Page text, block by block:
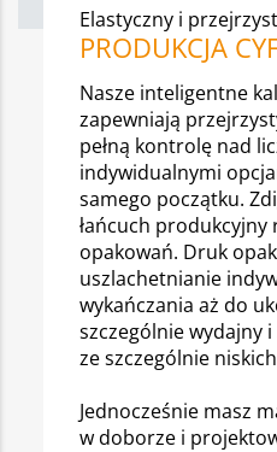
Elastyczny i
PRODUKCJA
Nasze inteligentne
zapewniają
pełną kontrolę nad
indywidualnymi
samego początku.
łańcuch
opakowań. Druk
uszlachetnianie
wykańczania aż do
szczególnie wydajny
ze szczególnie
Jednocześnie masz
w doborze i